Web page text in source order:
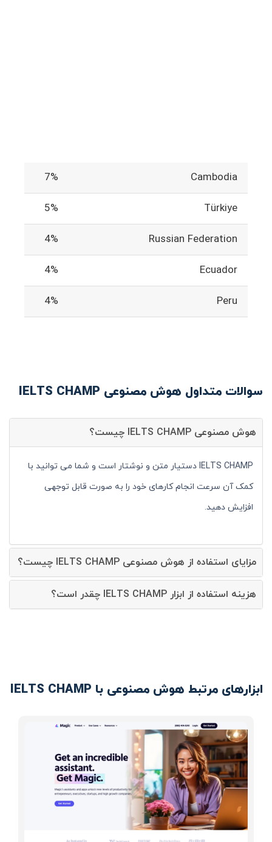
Cambodia
7%
Türkiye
5%
Russian Federation
4%
Ecuador
4%
Peru
4%
سوالات متداول هوش مصنوعی IELTS CHAMP
هوش مصنوعی IELTS CHAMP چیست؟
IELTS CHAMP دستیار متن و نوشتار است و شما می توانید با
کمک آن سرعت انجام کارهای خود را به صورت قابل توجهی
افزایش دهید.
مزایای استفاده از هوش مصنوعی IELTS CHAMP چیست؟
هزینه استفاده از ابزار IELTS CHAMP چقدر است؟
ابزارهای مرتبط هوش مصنوعی با IELTS CHAMP